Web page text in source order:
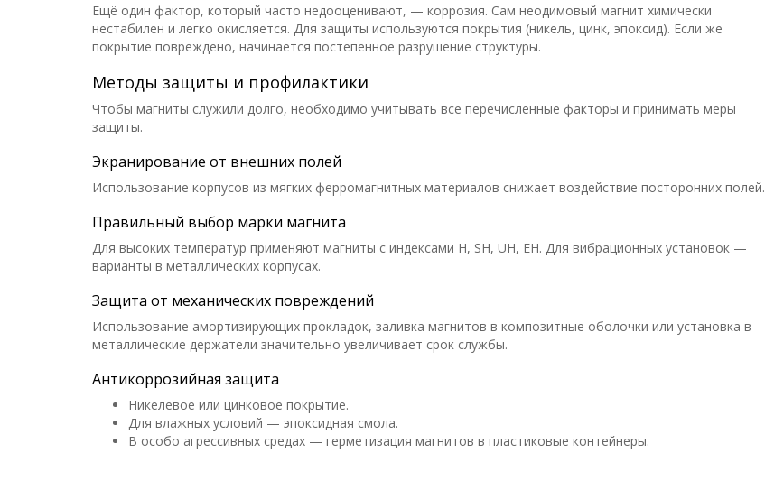
Ещё один фактор, который часто недооценивают, — коррозия. Сам неодимовый магнит химически
нестабилен и легко окисляется. Для защиты используются покрытия (никель, цинк, эпоксид). Если же
покрытие повреждено, начинается постепенное разрушение структуры.
Методы защиты и профилактики
Чтобы магниты служили долго, необходимо учитывать все перечисленные факторы и принимать меры
защиты.
Экранирование от внешних полей
Использование корпусов из мягких ферромагнитных материалов снижает воздействие посторонних полей.
Правильный выбор марки магнита
Для высоких температур применяют магниты с индексами H, SH, UH, EH. Для вибрационных установок —
варианты в металлических корпусах.
Защита от механических повреждений
Использование амортизирующих прокладок, заливка магнитов в композитные оболочки или установка в
металлические держатели значительно увеличивает срок службы.
Антикоррозийная защита
Никелевое или цинковое покрытие.
Для влажных условий — эпоксидная смола.
В особо агрессивных средах — герметизация магнитов в пластиковые контейнеры.